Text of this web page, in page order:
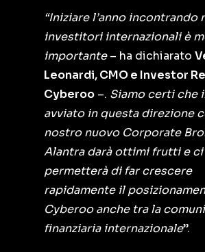
“Iniziare l’anno incontrando
investitori internazionali è
importante– ha dichiarato
Leonardi, CMO e Investor
Cyberoo –. Siamo certi che
avviato in questa direzione
nostro nuovo Corporate
Alantra darà ottimi frutti e ci
permetterà di far crescere
rapidamente il
Cyberoo anche tra la
finanziaria internazionale”.